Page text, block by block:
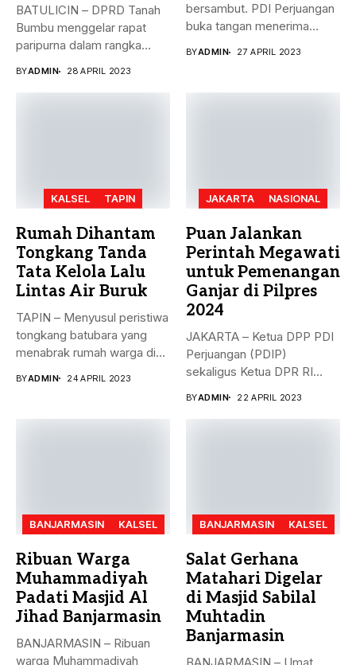
BATULICIN – DPRD Tanah
Bumbu menggelar rapat
paripurna dalam rangka
BYADMIN 28 APRIL 2023
bersambut. PDI Perjuangan
buka tangan menerima
BYADMIN 27 APRIL 2023
KALSEL TAPIN
Rumah Dihantam
Tongkang Tanda
Tata Kelola Lalu
Lintas Air Buruk
TAPIN – Menyusul peristiwa
tongkang batubara yang
menabrak rumah warga di
BYADMIN 24 APRIL 2023
JAKARTA NASIONAL
Puan Jalankan
Perintah Megawati
untuk Pemenangan
Ganjar di Pilpres
2024
JAKARTA – Ketua DPP PDI
Perjuangan (PDIP)
sekaligus Ketua DPR RI
BYADMIN 22 APRIL 2023
BANJARMASIN KALSEL
Ribuan Warga
Muhammadiyah
Padati Masjid Al
Jihad Banjarmasin
BANJARMASIN – Ribuan
warga Muhammadiyah
BANJARMASIN KALSEL
Salat Gerhana
Matahari Digelar
di Masjid Sabilal
Muhtadin
Banjarmasin